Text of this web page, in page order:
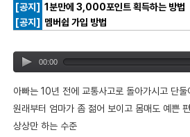
[공지] 1분만에 3,000포인트 획득하는 방법
[공지]
멤버쉽 가입 방법
00:00
아빠는 10년 전에 교통사고로 돌아가시고 단
원래부터 엄마가 좀 젊어 보이고 몸매도 예쁜
상상만 하는 수준